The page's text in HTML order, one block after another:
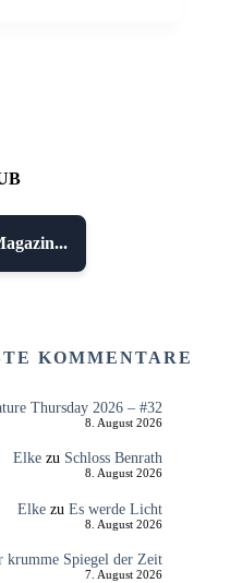
KOMMENTARE
Thursday 2026 – #32
8. August 2026
Elkezu Schloss Benrath
8. August 2026
Elkezu Es werde Licht
8. August 2026
krumme Spiegel der Zeit
7. August 2026